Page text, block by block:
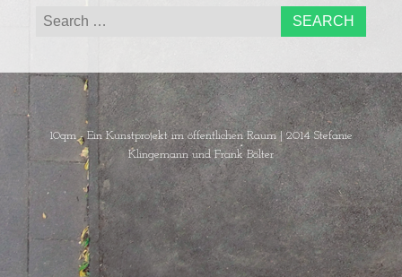
10qm - Ein Kunstprojekt im öffentlichen Raum |2014 Stefanie
Klingemann und Frank Bölter